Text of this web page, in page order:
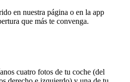
en nuestra página o en la app
que más te convenga.
cuatro fotos de tu coche (del